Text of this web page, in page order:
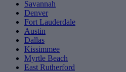
Savannah
Denver
Fort Lauderdale
Austin
Dallas
Kissimmee
Myrtle Beach
East Rutherford